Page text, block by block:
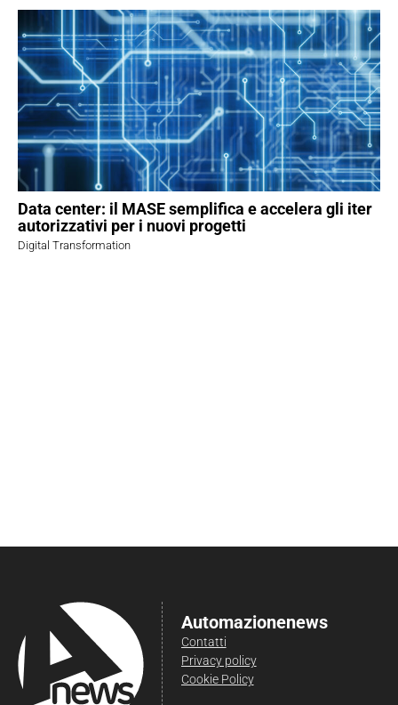
Data center: il MASE semplifica e accelera gli iter
autorizzativi per i nuovi progetti
Digital Transformation
Automazionenews
Contatti
Privacy policy
Cookie Policy